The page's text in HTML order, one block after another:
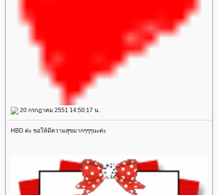
20 กรกฎาคม 2551 14:50:17 น.
HBD ค่ะ ขอให้มีความสุขมากๆๆๆนะค่ะ